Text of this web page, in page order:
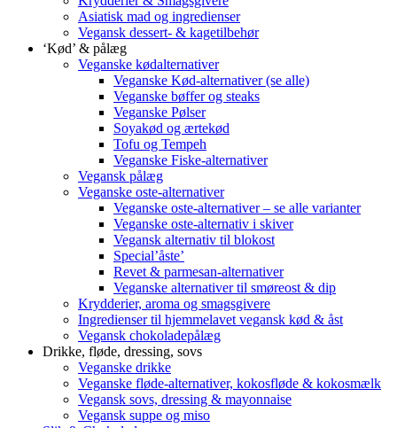
Asiatisk mad og ingredienser
Vegansk dessert- & kagetilbehør
‘Kød’ & pålæg
Veganske kødalternativer
Veganske Kød-alternativer (se alle)
Veganske bøffer og steaks
Veganske Pølser
Soyakød og ærtekød
Tofu og Tempeh
Veganske Fiske-alternativer
Vegansk pålæg
Veganske oste-alternativer
Veganske oste-alternativer – se alle varianter
Veganske oste-alternativ i skiver
Vegansk alternativ til blokost
Special’åste’
Revet & parmesan-alternativer
Veganske alternativer til smøreost & dip
Krydderier, aroma og smagsgivere
Ingredienser til hjemmelavet vegansk kød & åst
Vegansk chokoladepålæg
Drikke, fløde, dressing, sovs
Veganske drikke
Veganske fløde-alternativer, kokosfløde & kokosmælk
Vegansk sovs, dressing & mayonnaise
Vegansk suppe og miso